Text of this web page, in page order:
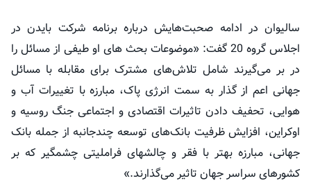
سالیوان در ادامه صحبت‌هایش درباره برنامه شرکت بایدن در
اجلاس گروه 20 گفت: «موضوعات بحث های او طیفی از مسائل را
در بر می‌گیرند شامل تلاش‌های مشترک برای مقابله با مسائل
جهانی اعم از گذار به سمت انرژی پاک، مبارزه با تغییرات آب و
هوایی، تحفیف دادن تاثیرات اقتصادی و اجتماعی جنگ روسیه و
اوکراین، افزایش ظرفیت بانک‌های توسعه‌ چندجانبه از جمله بانک
جهانی، مبارزه بهتر با فقر و چالشهای فراملیتی چشمگیر که بر
کشورهای سراسر جهان تاثیر می‌گذارند.»